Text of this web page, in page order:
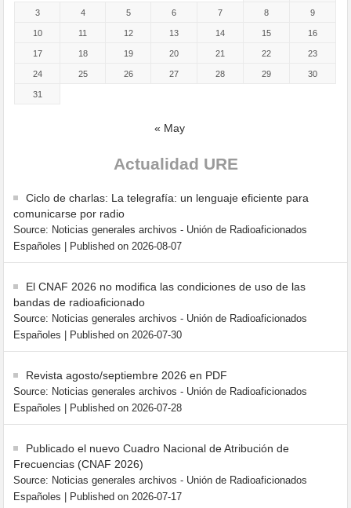
3 4 5 6 7 8 9
10 11 12 13 14 15 16
17 18 19 20 21 22 23
24 25 26 27 28 29 30
31
« May
Actualidad URE
Ciclo de charlas: La telegrafía: un lenguaje eficiente para
comunicarse por radio
Source: Noticias generales archivos - Unión de Radioaficionados
Españoles
Published on 2026-08-07
El CNAF 2026 no modifica las condiciones de uso de las
bandas de radioaficionado
Source: Noticias generales archivos - Unión de Radioaficionados
Españoles
Published on 2026-07-30
Revista agosto/septiembre 2026 en PDF
Source: Noticias generales archivos - Unión de Radioaficionados
Españoles
Published on 2026-07-28
Publicado el nuevo Cuadro Nacional de Atribución de
Frecuencias (CNAF 2026)
Source: Noticias generales archivos - Unión de Radioaficionados
Españoles
Published on 2026-07-17